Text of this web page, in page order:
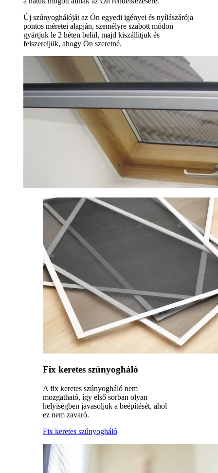
Új szúnyoghálóját az Ön egyedi igényei és nyílászárója
pontos méretei alapján, személyre szabott módon
gyártjuk le 2 héten belül, majd kiszállítjuk és
felszereljük, ahogy Ön szeretné.
Fix keretes szúnyogháló
A fix keretes szúnyogháló nem
mozgatható, így első sorban olyan
helyiségben javasoljuk a beépítését, ahol
ez nem zavaró.
Fix keretes szúnyogháló